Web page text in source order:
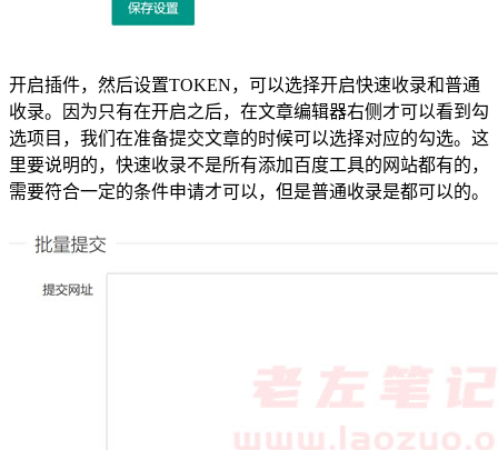
开启插件，然后设置TOKEN，可以选择开启快速收录和普通
收录。因为只有在开启之后，在文章编辑器右侧才可以看到勾
选项目，我们在准备提交文章的时候可以选择对应的勾选。这
里要说明的，快速收录不是所有添加百度工具的网站都有的，
需要符合一定的条件申请才可以，但是普通收录是都可以的。